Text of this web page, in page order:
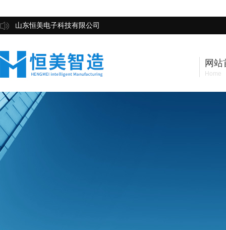
山东恒美电子科技有限公司
网站
Home